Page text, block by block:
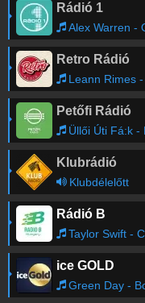
Rádió 1
Alex Warren -
Retro Rádió
Leann Rimes
Petőfi Rádió
Üllői Úti Fá:k -
Klubrádió
Klubdélelőtt
Rádió B
Taylor Swift -
ice GOLD
Green Day -